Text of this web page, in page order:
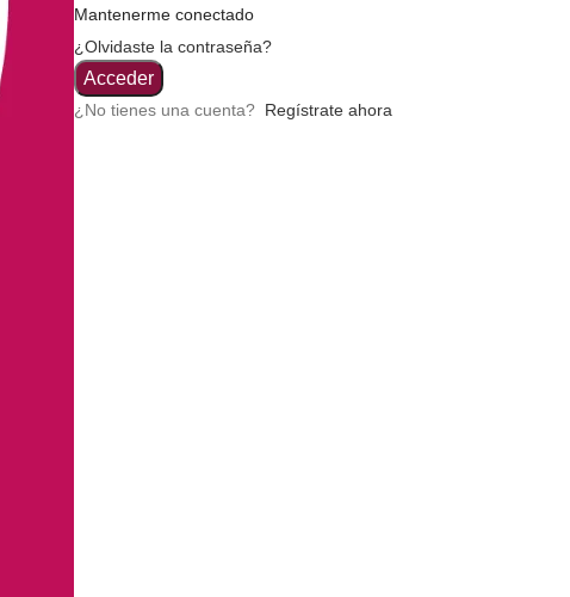
Mantenerme conectado
¿Olvidaste la contraseña?
Acceder
¿No tienes una cuenta? Regístrate ahora